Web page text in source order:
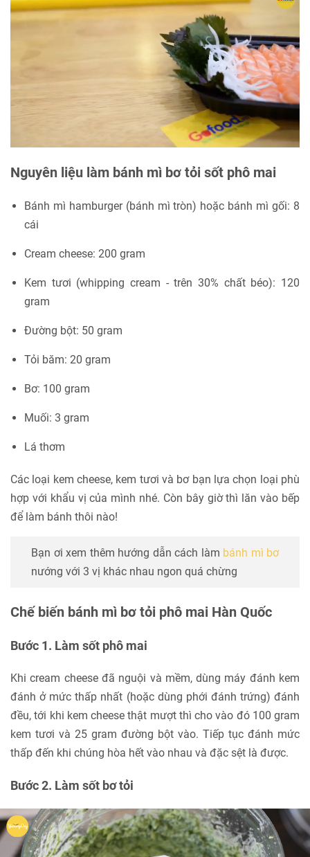
Nguyên liệu làm bánh mì bơ tỏi sốt phô mai
Bánh mì hamburger (bánh mì tròn) hoặc bánh mì gối: 8
cái
Cream cheese: 200 gram
Kem tươi (whipping cream - trên 30% chất béo): 120
gram
Đường bột: 50 gram
Tỏi băm: 20 gram
Bơ: 100 gram
Muối: 3 gram
Lá thơm
Các loại kem cheese, kem tươi và bơ bạn lựa chọn loại phù
hợp với khẩu vị của mình nhé. Còn bây giờ thì lăn vào bếp
để làm bánh thôi nào!
Bạn ơi xem thêm hướng dẫn cách làm bánh mì bơ
nướng với 3 vị khác nhau ngon quá chừng
Chế biến bánh mì bơ tỏi phô mai Hàn Quốc
Bước 1. Làm sốt phô mai
Khi cream cheese đã nguội và mềm, dùng máy đánh kem
đánh ở mức thấp nhất (hoặc dùng phới đánh trứng) đánh
đều, tới khi kem cheese thật mượt thì cho vào đó 100 gram
kem tươi và 25 gram đường bột vào. Tiếp tục đánh mức
thấp đến khi chúng hòa hết vào nhau và đặc sệt là được.
Bước 2. Làm sốt bơ tỏi